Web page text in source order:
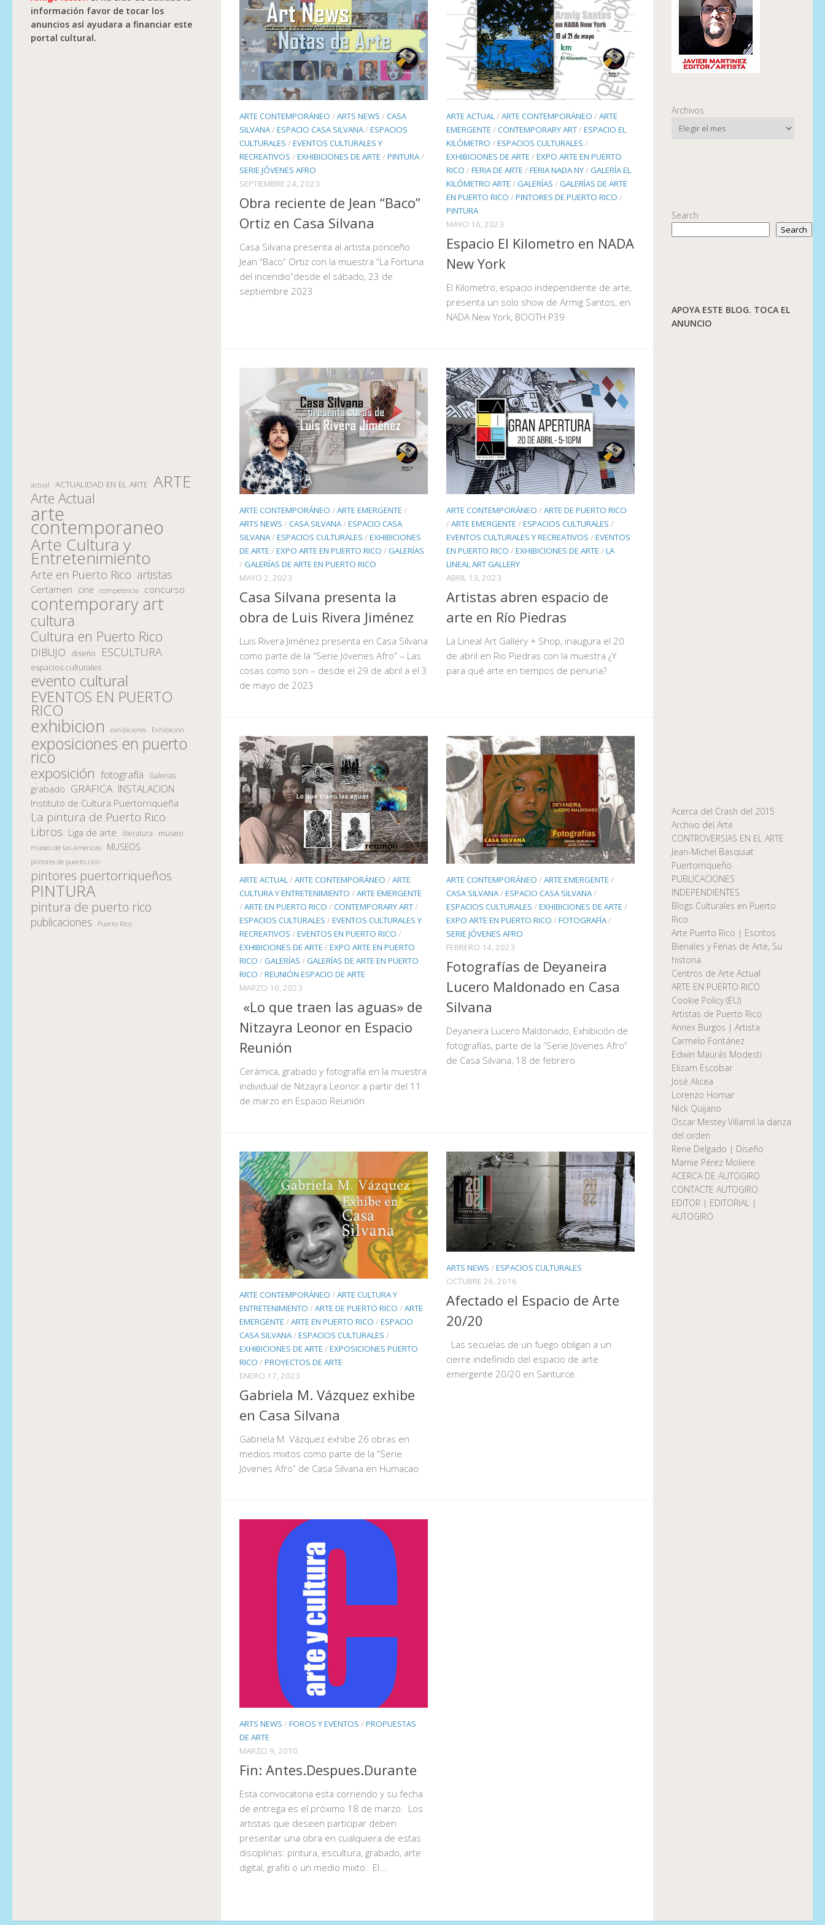
ARTE CONTEMPORÁNEO /ARTS NEWS /CASA
SILVANA/ESPACIO CASA SILVANA/ESPACIOS
CULTURALES /EVENTOS CULTURALES Y
RECREATIVOS /EXHIBICIONES DE ARTE /PINTURA/
SERIE JÓVENES AFRO
SEPTIEMBRE 24, 2023
Obra reciente de Jean “Baco”
Ortiz en Casa Silvana
Casa Silvana presenta al artista ponceño
Jean “Baco” Ortiz con la muestra “La Fortuna
del incendio”desde el sábado, 23 de
septiembre 2023
ARTE ACTUAL/ARTE CONTEMPORÁNEO /ARTE
EMERGENTE /CONTEMPORARY ART/ESPACIO EL
KILÓMETRO /ESPACIOS CULTURALES /
EXHIBICIONES DE ARTE /EXPO ARTE EN PUERTO
RICO /FERIA DE ARTE /FERIA NADA NY/ GALERÍA EL
KILÓMETRO ARTE / GALERÍAS / GALERÍAS DE ARTE
EN PUERTO RICO /PINTORES DE PUERTO RICO /
PINTURA
MAYO 16, 2023
Espacio El Kilometro en NADA
New York
El Kilometro, espacio independiente de arte,
presenta un solo show de Armig Santos, en
NADA New York, BOOTH P39
ARTE CONTEMPORÁNEO /ARTE EMERGENTE /
ARTS NEWS /CASA SILVANA/ESPACIO CASA
SILVANA/ESPACIOS CULTURALES /EXHIBICIONES
DE ARTE /EXPO ARTE EN PUERTO RICO / GALERÍAS
/ GALERÍAS DE ARTE EN PUERTO RICO
MAYO 2, 2023
Casa Silvana presenta la
obra de Luis Rivera Jiménez
Luis Rivera Jiménez presenta en Casa Silvana
como parte de la “Serie Jóvenes Afro” – Las
cosas como son – desde el 29 de abril a el 3
de mayo de 2023
ARTE CONTEMPORÁNEO /ARTE DE PUERTO RICO
/ARTE EMERGENTE /ESPACIOS CULTURALES /
EVENTOS CULTURALES Y RECREATIVOS /EVENTOS
EN PUERTO RICO /EXHIBICIONES DE ARTE /LA
LINEAL ART GALLERY
ABRIL 13, 2023
Artistas abren espacio de
arte en Río Piedras
La Lineal Art Gallery + Shop, inaugura el 20
de abril en Rio Piedras con la muestra ¿Y
para qué arte en tiempos de penuria?
ARTE ACTUAL/ARTE CONTEMPORÁNEO /ARTE
CULTURA Y ENTRETENIMIENTO /ARTE EMERGENTE
/ARTE EN PUERTO RICO /CONTEMPORARY ART/
ESPACIOS CULTURALES /EVENTOS CULTURALES Y
RECREATIVOS /EVENTOS EN PUERTO RICO /
EXHIBICIONES DE ARTE /EXPO ARTE EN PUERTO
RICO / GALERÍAS / GALERÍAS DE ARTE EN PUERTO
RICO /REUNIÓN ESPACIO DE ARTE
MARZO 10, 2023
«Lo que traen las aguas» de
Nitzayra Leonor en Espacio
Reunión
Cerámica, grabado y fotografía en la muestra
individual de Nitzayra Leonor a partir del 11
de marzo en Espacio Reunión
ARTE CONTEMPORÁNEO /ARTE EMERGENTE /
CASA SILVANA/ESPACIO CASA SILVANA/
ESPACIOS CULTURALES /EXHIBICIONES DE ARTE /
EXPO ARTE EN PUERTO RICO /FOTOGRAFÍA/
SERIE JÓVENES AFRO
FEBRERO 14, 2023
Fotografías de Deyaneira
Lucero Maldonado en Casa
Silvana
Deyaneira Lucero Maldonado, Exhibición de
fotografías, parte de la “Serie Jóvenes Afro”
de Casa Silvana, 18 de febrero
ARTE CONTEMPORÁNEO /ARTE CULTURA Y
ENTRETENIMIENTO /ARTE DE PUERTO RICO /ARTE
EMERGENTE /ARTE EN PUERTO RICO /ESPACIO
CASA SILVANA/ESPACIOS CULTURALES /
EXHIBICIONES DE ARTE /EXPOSICIONES PUERTO
RICO /PROYECTOS DE ARTE
ENERO 17, 2023
Gabriela M. Vázquez exhibe
en Casa Silvana
Gabriela M. Vázquez exhibe 26 obras en
medios mixtos como parte de la “Serie
Jóvenes Afro” de Casa Silvana en Humacao
ARTS NEWS /ESPACIOS CULTURALES
OCTUBRE 26, 2016
Afectado el Espacio de Arte
20/20
Las secuelas de un fuego obligan a un
cierre indefinido del espacio de arte
emergente 20/20 en Santurce.
ARTS NEWS /FOROS Y EVENTOS /PROPUESTAS
DE ARTE
MARZO 9, 2010
Fin: Antes.Despues.Durante
Esta convocatoria esta corriendo y su fecha
de entrega es el próximo 18 de marzo. Los
artistas que deseen participar deben
presentar una obra en cualquiera de estas
disciplinas: pintura, escultura, grabado, arte
digital, grafiti o un medio mixto. El...
información favor de tocar los
anuncios así ayudara a financiar este
portal cultural.
actual ACTUALIDAD EN EL ARTE ARTE
Arte Actual
arte
contemporaneo
Arte Cultura y
Entretenimiento
Arte en Puerto Rico artistas
Certamen cine competencia concurso
contemporary art
cultura
Cultura en Puerto Rico
DIBUJO diseño ESCULTURA
espacios culturales
evento cultural
EVENTOS EN PUERTO
RICO
exhibicion exhibiciones Exhibición
exposiciones en puerto
rico
exposición fotografía Galerias
grabado GRAFICA INSTALACION
Instituto de Cultura Puertorriqueña
La pintura de Puerto Rico
Libros Liga de arte literatura museo
museo de las americas MUSEOS
pintores de puerto rico
pintores puertorriqueños
PINTURA
pintura de puerto rico
publicaciones Puerto Rico
Archivos
Search
Search
APOYA ESTE BLOG. TOCA EL
ANUNCIO
Acerca del Crash del 2015
Archivo del Arte
CONTROVERSIAS EN EL ARTE
Jean-Michel Basquiat
Puertorriqueño
PUBLICACIONES
INDEPENDIENTES
Blogs Culturales en Puerto
Rico
Arte Puerto Rico | Escritos
Bienales y Ferias de Arte, Su
historia
Centros de Arte Actual
ARTE EN PUERTO RICO
Cookie Policy (EU)
Artistas de Puerto Rico
Annex Burgos | Artista
Carmelo Fontánez
Edwin Maurás Modesti
Elizam Escobar
José Alicea
Lorenzo Homar
Nick Quijano
Oscar Mestey Villamil la danza
del orden
Rene Delgado | Diseño
Marnie Pérez Moliere
ACERCA DE AUTOGIRO
CONTACTE AUTOGIRO
EDITOR | EDITORIAL |
AUTOGIRO